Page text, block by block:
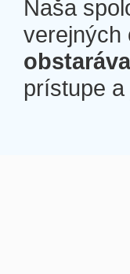
Naša
verejných
prístupe